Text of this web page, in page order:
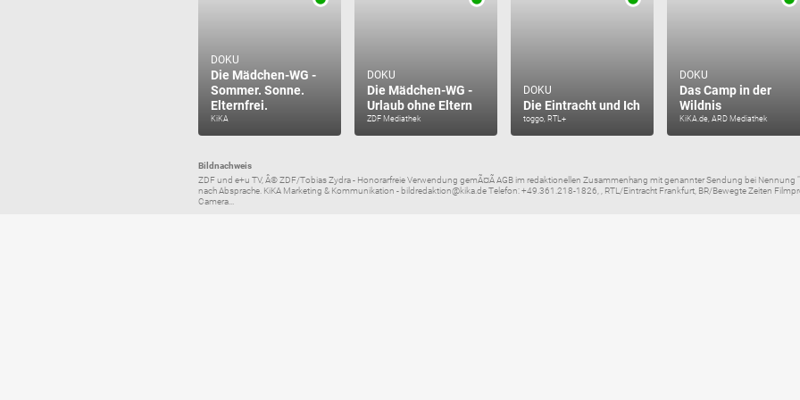
DOKU
Die Mädchen-WG -
Sommer. Sonne.
Elternfrei.
KiKA
DOKU
Die Mädchen-WG -
Urlaub ohne Eltern
ZDF Mediathek
DOKU
Die Eintracht und Ich
toggo, RTL+
DOKU
Das Camp in der
Wildnis
KiKA.de, ARD Mediathek
Bildnachweis
ZDF und e+u TV, Â© ZDF/Tobias Zydra - Honorarfreie Verwendung gemÃ¤Ã AGB im redaktionellen Zusammenhang mit genannter Sendung bei
nach Absprache. KiKA Marketing & Kommunikation - bildredaktion@kika.de Telefon: +49.361.218-1826, , RTL/Eintracht Frankfurt, BR/Bewegte Zeiten
Camera...